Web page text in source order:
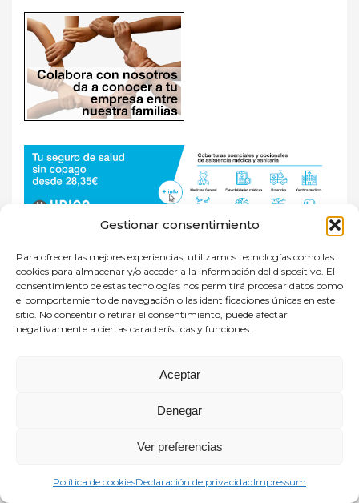
Gestionar consentimiento
Para ofrecer las mejores experiencias, utilizamos tecnologías como las
cookies para almacenar y/o acceder a la información del dispositivo. El
consentimiento de estas tecnologías nos permitirá procesar datos como
el comportamiento de navegación o las identificaciones únicas en este
sitio. No consentir o retirar el consentimiento, puede afectar
negativamente a ciertas características y funciones.
Aceptar
Denegar
Ver preferencias
Política de cookiesDeclaración de privacidadImpressum
descuento de 500€ adicionales y más